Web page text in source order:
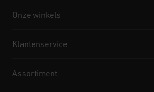
Onze winkels
Klantenservice
Assortiment